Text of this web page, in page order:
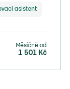
asistent
Měsíčně od
1 501 Kč